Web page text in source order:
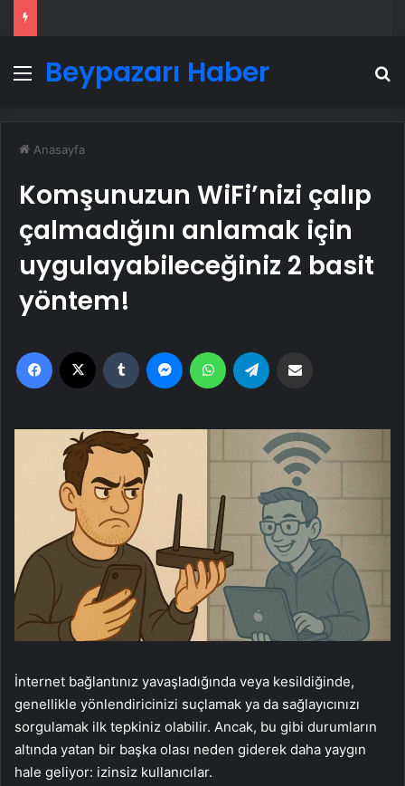
Menü
Beypazarı Haber
Anasayfa
Komşunuzun WiFi’nizi çalıp
çalmadığını anlamak için
uygulayabileceğiniz 2 basit
yöntem!
Facebook Tumblr MessengerWhatsApp
İnternet bağlantınız yavaşladığında veya kesildiğinde,
genellikle yönlendiricinizi suçlamak ya da sağlayıcınızı
sorgulamak ilk tepkiniz olabilir. Ancak, bu gibi durumların
altında yatan bir başka olası neden giderek daha yaygın
hale geliyor: izinsiz kullanıcılar.